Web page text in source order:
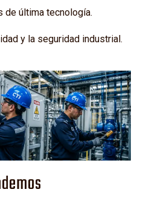
de última tecnología.
y la seguridad industrial.